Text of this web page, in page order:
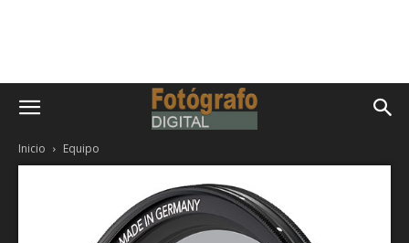
Inicio Equipo